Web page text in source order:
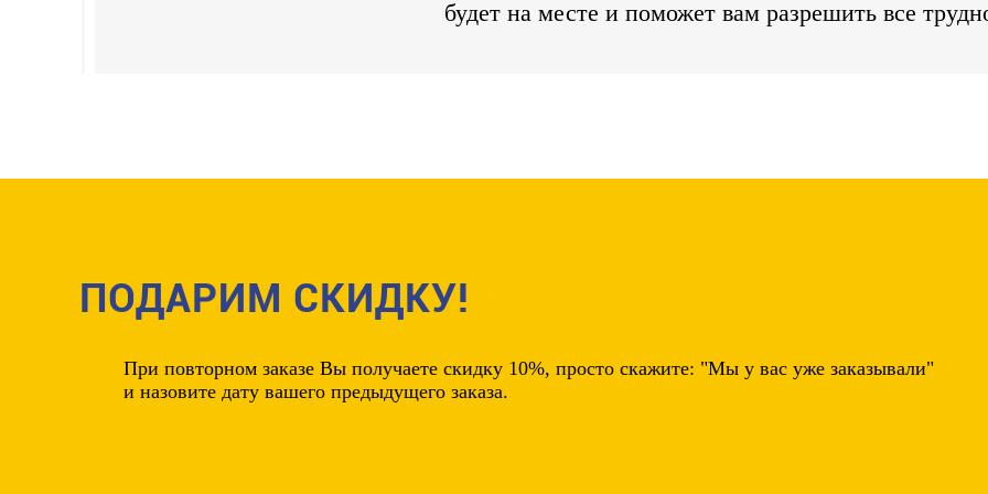
будет на месте и поможет вам разрешить все
ПОДАРИМ СКИДКУ!
При повторном заказе Вы получаете скидку 10%, просто скажите: "Мы у вас уже заказывали"
и назовите дату вашего предыдущего заказа.